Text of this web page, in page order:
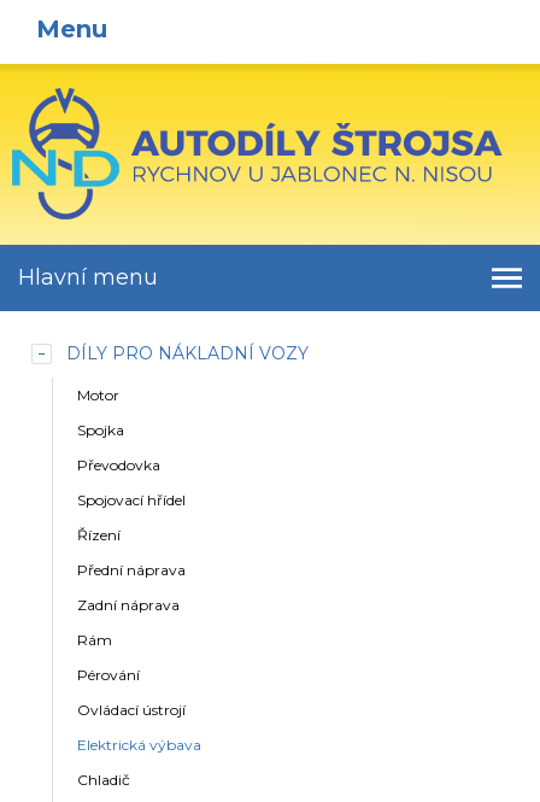
Menu
Hlavní menu
DÍLY PRO NÁKLADNÍ VOZY
Motor
Spojka
Převodovka
Spojovací hřídel
Řízení
Přední náprava
Zadní náprava
Rám
Pérování
Ovládací ústrojí
Elektrická výbava
Chladič